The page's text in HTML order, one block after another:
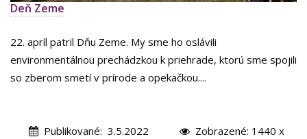
Deň Zeme
22. apríl patril Dňu Zeme. My sme ho oslávili
environmentálnou prechádzkou k priehrade, ktorú sme spojili
so zberom smetí v prírode a opekačkou....
Publikované: 3.5.2022 Zobrazené: 1440 x